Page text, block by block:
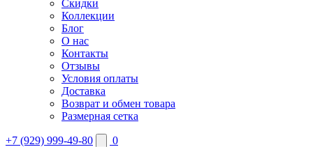
Скидки
Коллекции
Блог
О нас
Контакты
Отзывы
Условия оплаты
Доставка
Возврат и обмен товара
Размерная сетка
+7 (929) 999-49-80
0